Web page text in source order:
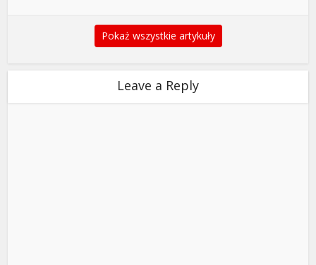
Pokaż wszystkie artykuły
Leave a Reply